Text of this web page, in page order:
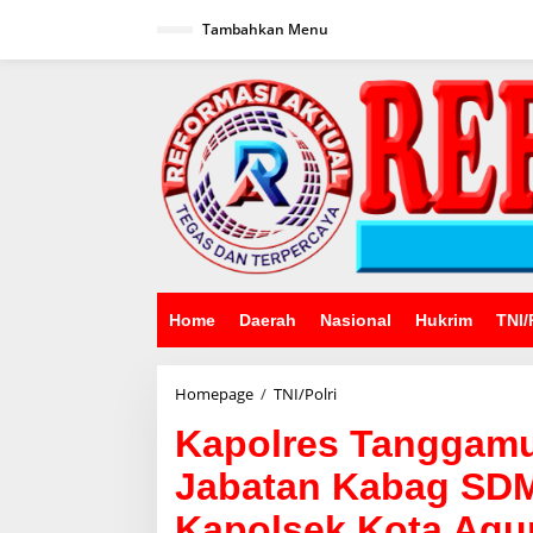
Tambahkan Menu
Home Daerah Nasional Hukrim TNI/
Homepage / TNI/PolriKapolres
Pimpin
Penyerahan
Jabatan
Kabag
SDM,
Kapolres
Jabatan Kabag